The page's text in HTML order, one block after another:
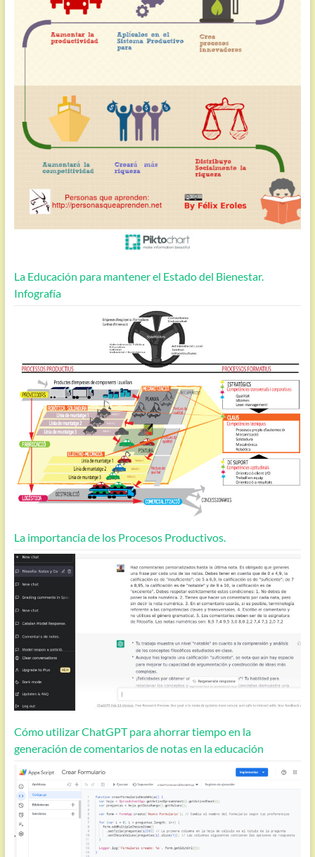
La Educación para mantener el Estado del Bienestar.
Infografía
La importancia de los Procesos Productivos.
Cómo utilizar ChatGPT para ahorrar tiempo en la
generación de comentarios de notas en la educación